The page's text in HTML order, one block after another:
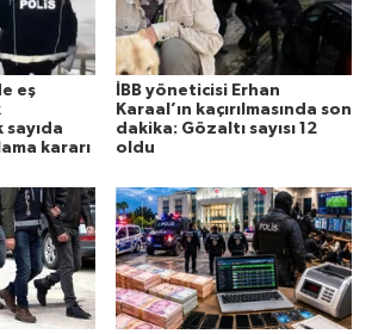
eş
kararı
İBB yöneticisi Erhan
Karaal’ın kaçırılmasında son
dakika: Gözaltı sayısı 12
oldu